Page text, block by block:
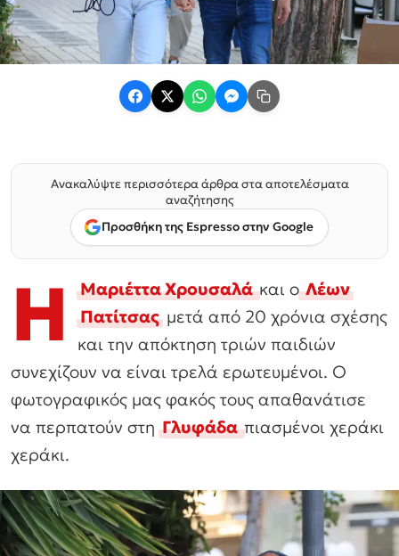
Ανακαλύψτε περισσότερα άρθρα στα αποτελέσματα
αναζήτησης
Προσθήκη της Espresso στην Google
Η Μαριέττα Χρουσαλά και οΛέων
Πατίτσαςμετά από 20 χρόνια σχέσης
και την απόκτηση τριών παιδιών
συνεχίζουν να είναι τρελά ερωτευμένοι. Ο
φωτογραφικός μας φακός τους απαθανάτισε
να περπατούν στηΓλυφάδα πιασμένοι χεράκι
χεράκι.